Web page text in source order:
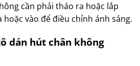
cần phải tháo ra hoặc lắp
hoặc vào để điều chỉnh ánh sáng.
dán hút chân không